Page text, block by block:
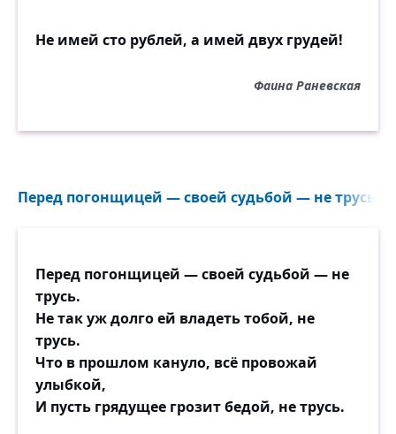
Не имей сто рублей, а имей двух грудей!
Фаина Раневская
Перед погонщицей — своей судьбой — не трусь...
Перед погонщицей — своей судьбой — не
трусь.
Не так уж долго ей владеть тобой, не
трусь.
Что в прошлом кануло, всё провожай
улыбкой,
И пусть грядущее грозит бедой, не трусь.